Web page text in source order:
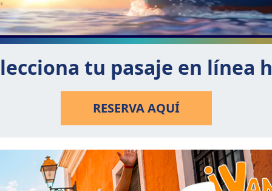
tu pasaje en línea
RESERVA AQUÍ